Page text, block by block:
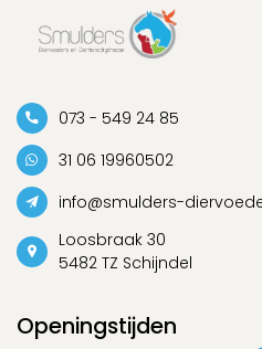
073 - 549 24 85
31 06 19960502
info@smulders-
Loosbraak 30
5482 TZ Schijndel
Openingstijden